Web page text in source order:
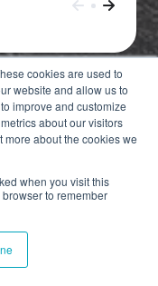
cookies are used to
website and allow us to
improve and customize
about our visitors
more about the cookies we
when you visit this
to remember
en